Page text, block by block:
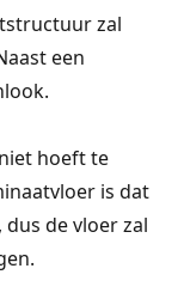
zal
een
hoeft te
is dat
de vloer zal